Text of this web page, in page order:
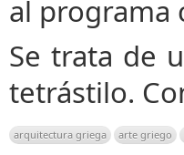
al programa
Se trata de
tetrástilo.
arquitectura griega arte griego